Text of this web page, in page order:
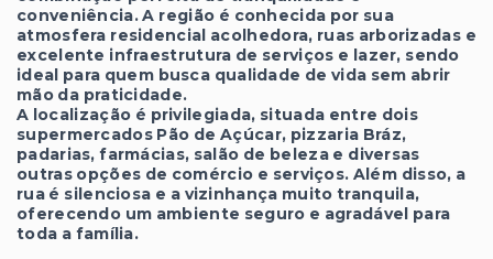
conveniência. A região é conhecida por sua
atmosfera residencial acolhedora, ruas arborizadas e
excelente infraestrutura de serviços e lazer, sendo
ideal para quem busca qualidade de vida sem abrir
mão da praticidade.
A localização é privilegiada, situada entre dois
supermercados Pão de Açúcar, pizzaria Bráz,
padarias, farmácias, salão de beleza e diversas
outras opções de comércio e serviços. Além disso, a
rua é silenciosa e a vizinhança muito tranquila,
oferecendo um ambiente seguro e agradável para
toda a família.